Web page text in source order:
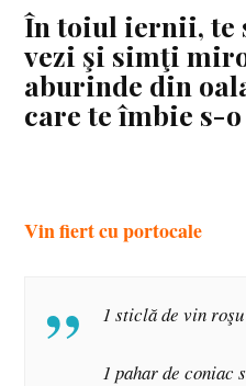
În toiul iernii, te
vezi şi simţi
aburinde din
care te îmbie s-
Vin fiert cu portocale
1 sticlă de vin roşu
1 pahar de coniac